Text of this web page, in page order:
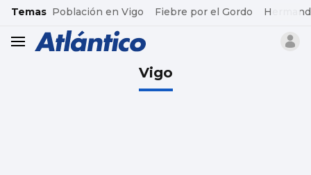
common.go-to-content
Temas Población en Vigo Fiebre por el Gordo
header.menu.open
Vigo